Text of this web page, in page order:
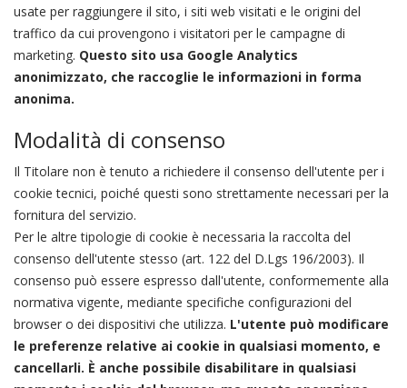
usate per raggiungere il sito, i siti web visitati e le origini del
traffico da cui provengono i visitatori per le campagne di
marketing. Questo sito usa Google Analytics
anonimizzato, che raccoglie le informazioni in forma
anonima.
Modalità di consenso
Il Titolare non è tenuto a richiedere il consenso dell'utente per i
cookie tecnici, poiché questi sono strettamente necessari per la
fornitura del servizio.
Per le altre tipologie di cookie è necessaria la raccolta del
consenso dell'utente stesso (art. 122 del D.Lgs 196/2003). Il
consenso può essere espresso dall'utente, conformemente alla
normativa vigente, mediante specifiche configurazioni del
browser o dei dispositivi che utilizza. L'utente può modificare
le preferenze relative ai cookie in qualsiasi momento, e
cancellarli. È anche possibile disabilitare in qualsiasi